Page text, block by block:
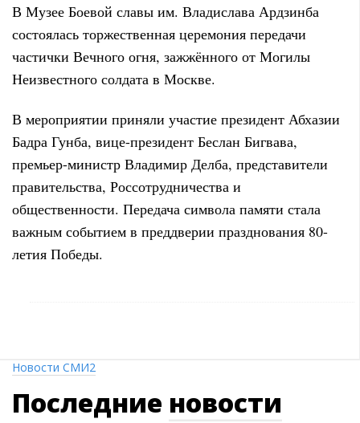
В Музее Боевой славы им. Владислава Ардзинба
состоялась торжественная церемония передачи
частички Вечного огня, зажжённого от Могилы
Неизвестного солдата в Москве.
В мероприятии приняли участие президент Абхазии
Бадра Гунба, вице-президент Беслан Бигвава,
премьер-министр Владимир Делба, представители
правительства, Россотрудничества и
общественности. Передача символа памяти стала
важным событием в преддверии празднования 80-
летия Победы.
Новости СМИ2
Последние новости